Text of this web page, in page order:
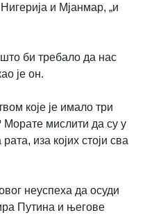
и Мјанмар, „и
би требало да нас
је он.
које је имало три
Морате мислити да су у
иза којих стоји сва
неуспеха да осуди
Путина и његове